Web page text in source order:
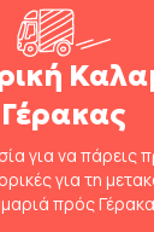
Γέρακας
για να πάρεις
για τη
πρός